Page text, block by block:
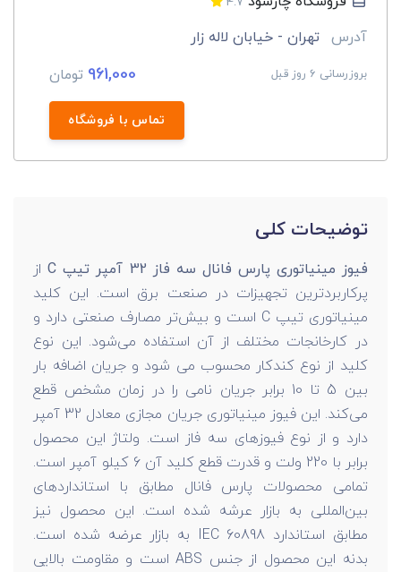
آدرس تهران - خیابان لاله زار
بروزرسانی 6 روز قبل 961,000 تومان
تماس با فروشگاه
توضیحات کلی
فیوز مینیاتوری پارس فانال سه فاز 32 آمپر تیپ C
از
پرکاربردترین تجهیزات در صنعت برق است. این کلید
مینیاتوری تیپ C است و بیش‌تر مصارف صنعتی دارد و
در کارخانجات مختلف از آن استفاده می‌شود. این نوع
کلید از نوع کندکار محسوب می شود و جریان اضافه بار
بین 5 تا 10 برابر جریان نامی را در زمان مشخص قطع
می‌کند. این فیوز مینیاتوری جریان مجازی معادل 32 آمپر
دارد و از نوع فیوزهای سه فاز است. ولتاژ این محصول
برابر با 220 ولت و قدرت قطع کلید آن 6 کیلو آمپر است.
تمامی محصولات پارس فانال مطابق با استانداردهای
بین‌المللی به بازار عرشه شده است. این محصول نیز
مطابق استاندارد IEC 60898 به بازار عرضه شده است.
بدنه این محصول از جنس ABS است و مقاومت بالایی